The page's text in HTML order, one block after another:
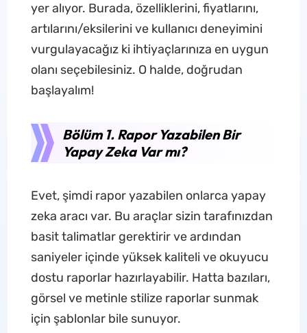
yer alıyor. Burada, özelliklerini, fiyatlarını,
artılarını/eksilerini ve kullanıcı deneyimini
vurgulayacağız ki ihtiyaçlarınıza en uygun
olanı seçebilesiniz. O halde, doğrudan
başlayalım!
Bölüm 1. Rapor Yazabilen Bir
Yapay Zeka Var mı?
Evet, şimdi rapor yazabilen onlarca yapay
zeka aracı var. Bu araçlar sizin tarafınızdan
basit talimatlar gerektirir ve ardından
saniyeler içinde yüksek kaliteli ve okuyucu
dostu raporlar hazırlayabilir. Hatta bazıları,
görsel ve metinle stilize raporlar sunmak
için şablonlar bile sunuyor.